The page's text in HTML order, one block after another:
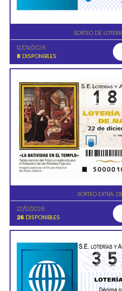
SORTEO DE
12/09/2026
8 DISPONIBLES
SORTEO EXTRA.
22/12/2026
26 DISPONIBLES